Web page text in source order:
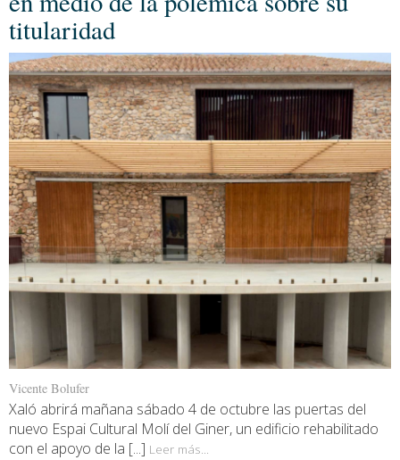
titularidad
Vicente Bolufer
Xaló abrirá mañana sábado 4 de octubre las puertas del
nuevo Espai Cultural Molí del Giner, un edificio rehabilitado
con el apoyo de la [...] Leer más...